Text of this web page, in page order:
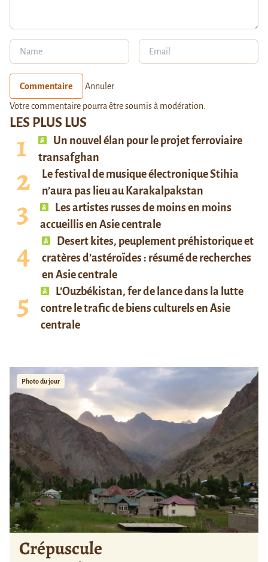
LES PLUS LUS
Un nouvel élan pour le projet ferroviaire
transafghan
Le festival de musique électronique Stihia
n’aura pas lieu au Karakalpakstan
Les artistes russes de moins en moins
accueillis en Asie centrale
Desert kites, peuplement préhistorique et
cratères d’astéroïdes : résumé de recherches
en Asie centrale
L’Ouzbékistan, fer de lance dans la lutte
contre le trafic de biens culturels en Asie
centrale
Photo du jour
Crépuscule
Commentaire Annuler
Votre commentaire pourra être soumis à modération.